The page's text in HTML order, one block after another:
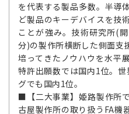
を代表する製品多数。半導
ど製品のキーデバイスを技
ことが強み。技術研究所(
分)の製作所横断した側面支
培ってきたノウハウを水平
特許出願数では国内1位。
グでも国内1位。
■【二大事業】姫路製作所
古屋製作所の取り扱うFA機